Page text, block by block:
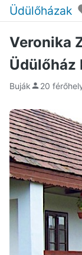
Üdülőházak
Veronika
Üdülőház
Buják 20